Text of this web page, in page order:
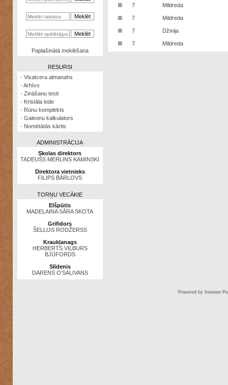
kalkulators
NomētātāsPaplašinātā meklēšana
RESURSI
· Visatcera almanahs
· Arhīvs
· Zināšanu testi
· Kristāla lode
· Rūnu komplekts
· Galeonu kalkulators
· Nomētātās kārtis
ADMINISTRĀCIJA
Skolas direktors
TADEUŠS MERLINS KAMINSKI
Direktora vietnieks
FILIPS BĀRLOVS
TORŅU VECĀKIE
Elšpūtis
MADELAINA SĀRA SKOTA
Grifidors
ŠELLIJS RODŽERSS
Kraukļanags
HERBERTS VILBURS
BJŪFORDS
Slīdenis
DARENS O’SALIVANS
■ 7 Mildreda
■ 7 Mildreda
■ 7 Džinija
■ 7 Mildreda
Powered by Invision